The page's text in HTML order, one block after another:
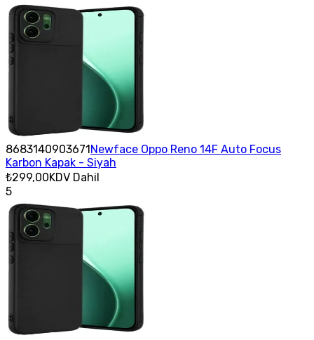
8683140903671Newface Oppo Reno 14F Auto Focus
Karbon Kapak - Siyah
₺299,00KDV Dahil
5